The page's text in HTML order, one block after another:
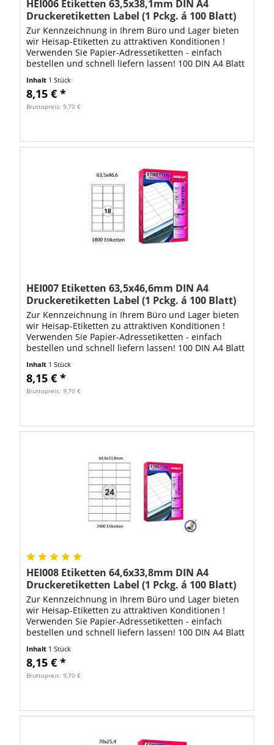
HEI006 Etiketten 63,5x38,1mm DIN A4
Druckeretiketten Label (1 Pckg. á 100 Blatt)
Zur Kennzeichnung in Ihrem Büro und Lager bieten
wir Heisap-Etiketten zu attraktiven Konditionen !
Verwenden Sie Papier-Adressetiketten - einfach
bestellen und schnell liefern lassen! 100 DIN A4 Blatt
Inhalt 1 Stück
8,15 € *
Bruttopreis: 9,70 €
HEI007 Etiketten 63,5x46,6mm DIN A4
Druckeretiketten Label (1 Pckg. á 100 Blatt)
Zur Kennzeichnung in Ihrem Büro und Lager bieten
wir Heisap-Etiketten zu attraktiven Konditionen !
Verwenden Sie Papier-Adressetiketten - einfach
bestellen und schnell liefern lassen! 100 DIN A4 Blatt
Inhalt 1 Stück
8,15 € *
Bruttopreis: 9,70 €
HEI008 Etiketten 64,6x33,8mm DIN A4
Druckeretiketten Label (1 Pckg. á 100 Blatt)
Zur Kennzeichnung in Ihrem Büro und Lager bieten
wir Heisap-Etiketten zu attraktiven Konditionen !
Verwenden Sie Papier-Adressetiketten - einfach
bestellen und schnell liefern lassen! 100 DIN A4 Blatt
Inhalt 1 Stück
8,15 € *
Bruttopreis: 9,70 €